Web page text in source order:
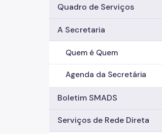
Quadro de Serviços
A Secretaria
Quem é Quem
Agenda da Secretária
Boletim SMADS
Serviços de Rede Direta